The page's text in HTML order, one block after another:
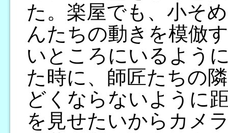
た。楽屋でも、小そ
んたちの動きを模倣
いところにいるよう
た時に、師匠たちの
どくならないように
を見せたいからカメ